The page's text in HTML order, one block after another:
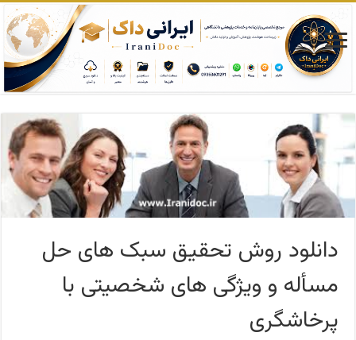
دانلود روش تحقیق سبک های حل
مسأله و ویژگی های شخصیتی با
پرخاشگری